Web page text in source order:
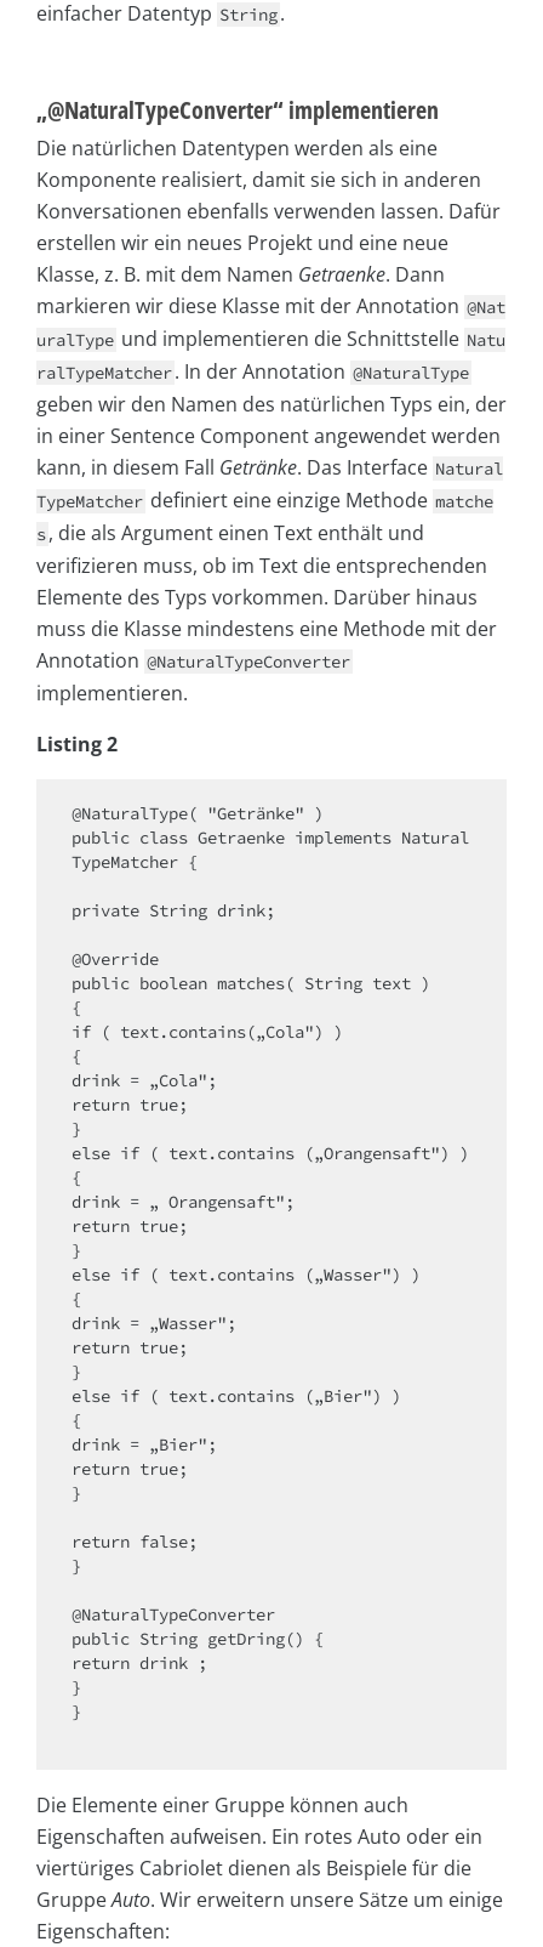
einfacher Datentyp String.
„@NaturalTypeConverter“ implementieren
Die natürlichen Datentypen werden als eine
Komponente realisiert, damit sie sich in anderen
Konversationen ebenfalls verwenden lassen. Dafür
erstellen wir ein neues Projekt und eine neue
Klasse, z. B. mit dem Namen Getraenke. Dann
markieren wir diese Klasse mit der Annotation @Nat
uralType und implementieren die Schnittstelle Natu
ralTypeMatcher. In der Annotation @NaturalType
geben wir den Namen des natürlichen Typs ein, der
in einer Sentence Component angewendet werden
kann, in diesem Fall Getränke. Das Interface Natural
TypeMatcher definiert eine einzige Methode matche
s, die als Argument einen Text enthält und
verifizieren muss, ob im Text die entsprechenden
Elemente des Typs vorkommen. Darüber hinaus
muss die Klasse mindestens eine Methode mit der
Annotation @NaturalTypeConverter
implementieren.
Listing 2
@NaturalType( "Getränke" )
public class Getraenke implements Natural
TypeMatcher {
private String drink;
@Override
public boolean matches( String text )
{
if ( text.contains(„Cola") )
{
drink = „Cola";
return true;
}
else if ( text.contains („Orangensaft") )
{
drink = „ Orangensaft";
return true;
}
else if ( text.contains („Wasser") )
{
drink = „Wasser";
return true;
}
else if ( text.contains („Bier") )
{
drink = „Bier";
return true;
}
return false;
}
@NaturalTypeConverter
public String getDring() {
return drink ;
}
}
Die Elemente einer Gruppe können auch
Eigenschaften aufweisen. Ein rotes Auto oder ein
viertüriges Cabriolet dienen als Beispiele für die
GruppeAuto. Wir erweitern unsere Sätze um einige
Eigenschaften: